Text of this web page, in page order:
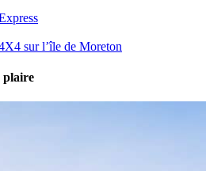
sur l’île de Moreton
plaire